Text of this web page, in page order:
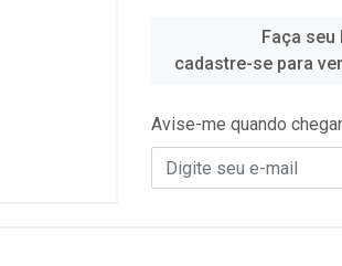
Faça seu
cadastre-se para
Avise-me quando chegar